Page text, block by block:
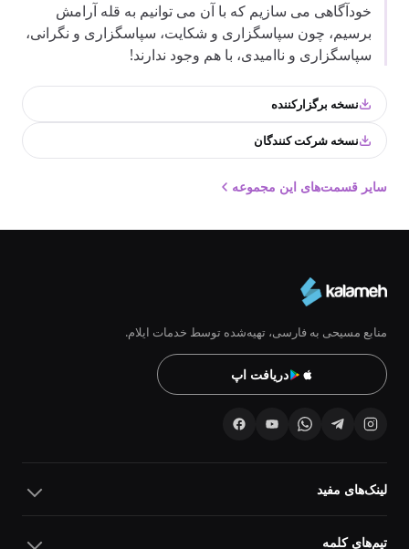
خودآگاهی می سازیم که با آن می توانیم به قله آرامش
برسیم، چون سپاسگزاری و شکایت، سپاسگزاری و نگرانی،
سپاسگزاری و ناامیدی، با هم وجود ندارند!
نسخه برگزارکننده
نسخه شرکت کنندگان
سایر قسمت‌های این مجموعه
منابع مسیحی به فارسی، تهیه‌شده توسط خدمات ایلام.
دریافت اپ
لینک‌های مفید
تیم‌های کلمه